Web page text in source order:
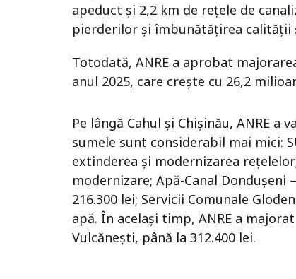
apeduct și 2,2 km de rețele de
pierderilor și îmbunătățirea calității
Totodată, ANRE a aprobat
anul 2025, care crește cu 26,2
Pe lângă Cahul și Chișinău, ANRE
sumele sunt considerabil mai mici:
extinderea și modernizarea
modernizare; Apă-Canal
216.300 lei; Servicii Comunale
apă. În același timp, ANRE a
Vulcănești, până la 312.400 lei.